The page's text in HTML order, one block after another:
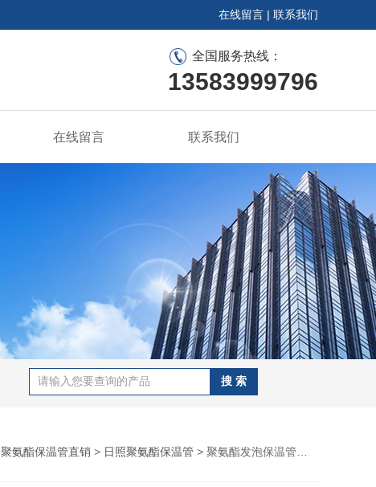
在线留言 | 联系我们
全国服务热线：
13583999796
在线留言 联系我们
聚氨酯保温管直销 > 日照聚氨酯保温管 > 聚氨酯发泡保温管生产厂家